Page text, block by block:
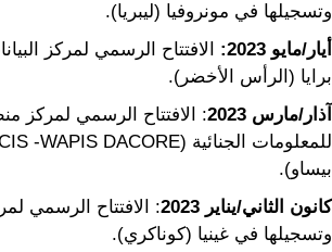
وتسجيلها في مونروفيا (ليبريا).
أيار/مايو 2023
:
الافتتاح الرسمي لمركز
برايا (الرأس الأخضر).
آذار/مارس 2023: الافتتاح الرسمي لمركز
بيساو).
كانون الثاني/يناير 2023: الافتتاح الرسمي
وتسجيلها في غينيا (كوناكري).